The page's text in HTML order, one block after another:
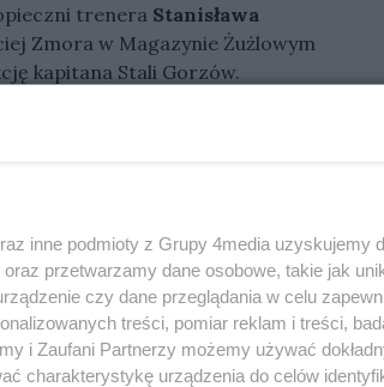
trenera Stanisława
Zmora w Magazynie Żużlowym
kapitana Stali Gorzów.
dużo bardziej
ducha drużynie. Trzeba
w zwycięstwo.To czynił
zawodnikiem niż Vaculik,
Wtedy będzie koncentrował
miał czasu i wolnej
Martina Vaculika – wyjaśnił
inne podmioty z Grupy 4media uzyskujemy
przetwarzamy dane osobowe, takie jak
czy dane przeglądania w celu
treści, pomiar reklam i treści,
i Zaufani Partnerzy możemy używać
charakterystykę urządzenia do celów